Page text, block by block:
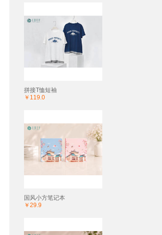
拼接T恤短袖
￥119.0
国风小方笔记本
￥29.9